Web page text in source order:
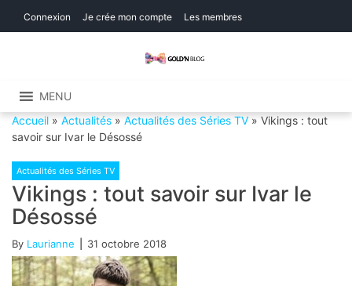
Connexion Je crée mon compte Les membres
MENU
Accueil » Actualités » Actualités des Séries TV » Vikings : tout
savoir sur Ivar le Désossé
Actualités des Séries TV
Vikings : tout savoir sur Ivar le
Désossé
By Laurianne 31 octobre 2018